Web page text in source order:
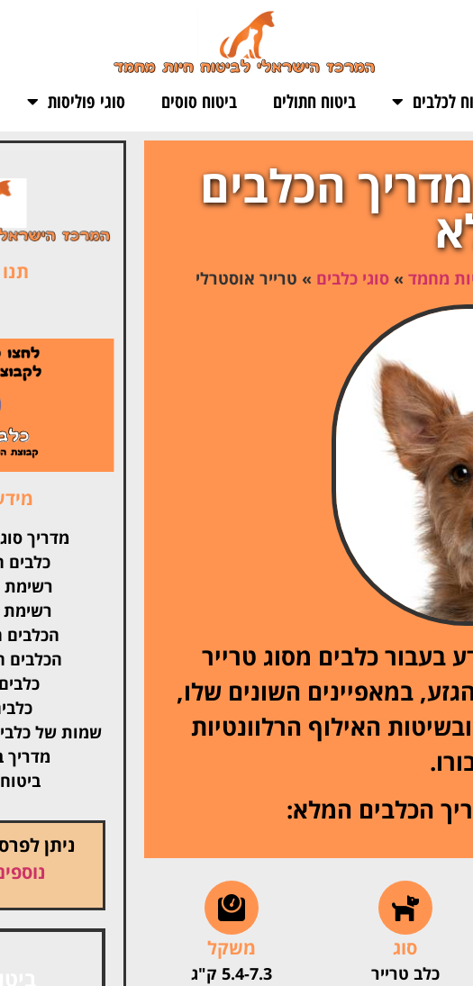
לכלבים ביטוח חתולים ביטוח סוסים סוגי פוליסות
הכלבים
מחמד »סוגי כלבים » טרייר אוסטרלי
בעבור כלבים מסוג טרייר
במאפיינים השונים שלו,
האילוף הרלוונטיות
הכלבים המלא:
סוג
כלב טרייר
משקל
5.4-7.3 ק"ג
מדריך
כלבים
רשימת
רשימת
הכלבים
הכלבים
שמות של
מדריך
ניתן